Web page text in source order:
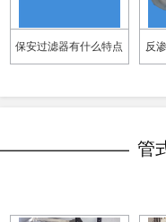
保安过滤器有什么特点 反
管